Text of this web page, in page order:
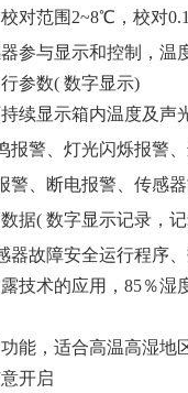
对范围2~8℃，校对
参与显示和控制，温
参数( 数字显示)
续显示箱内温度及声
报警、灯光闪烁报警
警、断电报警、传感
据( 数字显示记录，
器故障安全运行程序
技术的应用，85％湿
能，适合高温高湿地
开启